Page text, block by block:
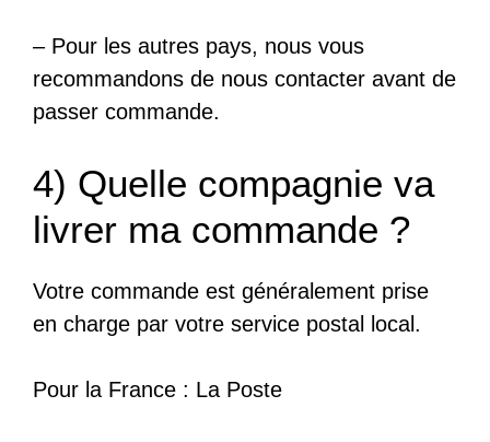
– Pour les autres pays, nous vous
recommandons de nous contacter avant de
passer commande.
4) Quelle compagnie va
livrer ma commande ?
Votre commande est généralement prise
en charge par votre service postal local.
Pour la France : La Poste